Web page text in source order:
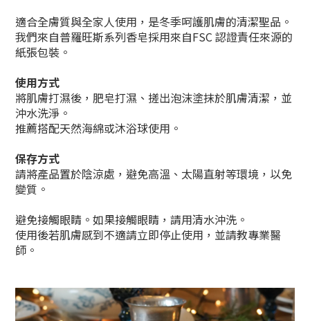
適合全膚質與全家人使用，是冬季呵護肌膚的清潔聖品。
我們來自普羅旺斯系列香皂採用來自FSC 認證責任來源的
紙張包裝。
使用方式
將肌膚打濕後，肥皂打濕、搓出泡沫塗抹於肌膚清潔，並
沖水洗淨。
推薦搭配天然海綿或沐浴球使用。
保存方式
請將產品置於陰涼處，避免高溫、太陽直射等環境，以免
變質。
避免接觸眼睛。如果接觸眼睛，請用清水沖洗。
使用後若肌膚感到不適請立即停止使用，並請教專業醫
師。